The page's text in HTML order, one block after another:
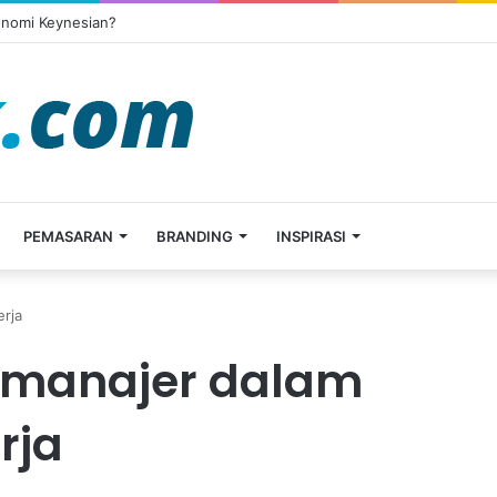
Keynesian?
PEMASARAN BRANDING INSPIRASI
dalam